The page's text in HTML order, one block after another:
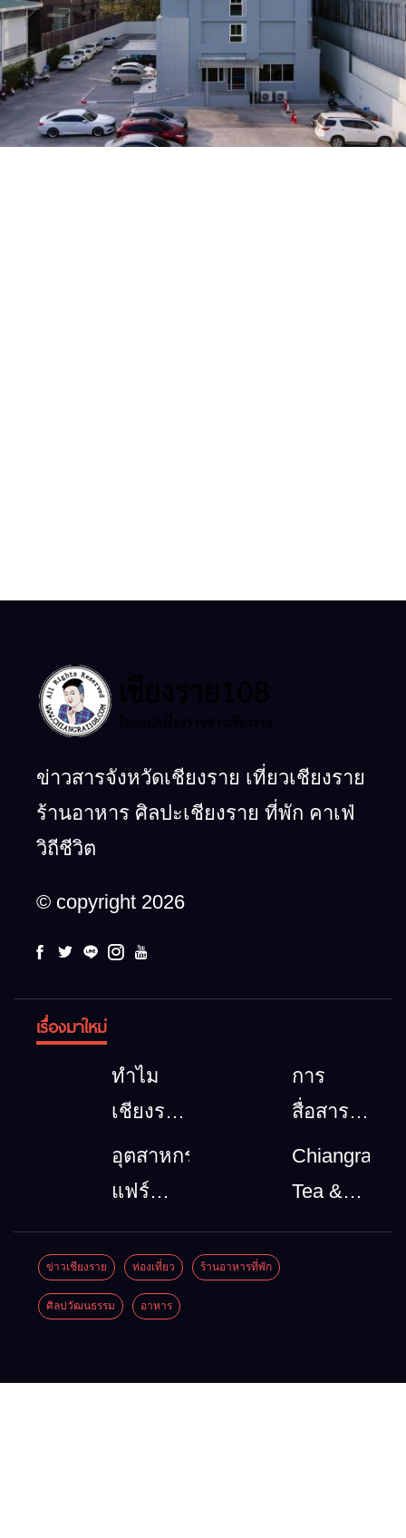
ข่าวสารจังหวัดเชียงราย เที่ยวเชียงราย
ร้านอาหาร ศิลปะเชียงราย ที่พัก คาเฟ่
วิถีชีวิต
© copyright 2026
เรื่องมาใหม่
ทำไม
เชียงราย
จึงน้ำ
ท่วม
คำตอบ
อาจไม่
ได้มีแค่
การ
สื่อสาร
โทรคมนาคม
กรณีภัย
อุตสาหกรรม
แฟร์
ล้านนา
ตะวัน
ออก
Chiangrai
Tea &
Coffee
ข่าวเชียงราย ท่องเที่ยว ร้านอาหารที่พัก
ศิลปวัฒนธรรม อาหาร